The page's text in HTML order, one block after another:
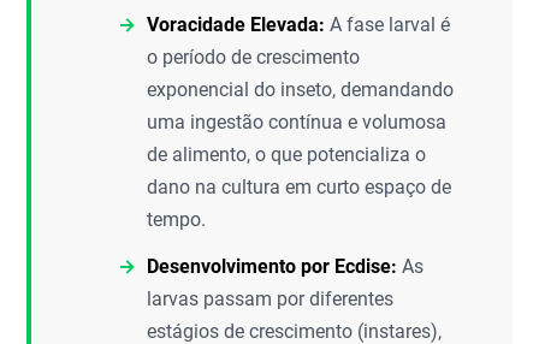
Voracidade Elevada: A fase larval é
o período de crescimento
exponencial do inseto, demandando
uma ingestão contínua e volumosa
de alimento, o que potencializa o
dano na cultura em curto espaço de
tempo.
Desenvolvimento por Ecdise: As
larvas passam por diferentes
estágios de crescimento (instares),